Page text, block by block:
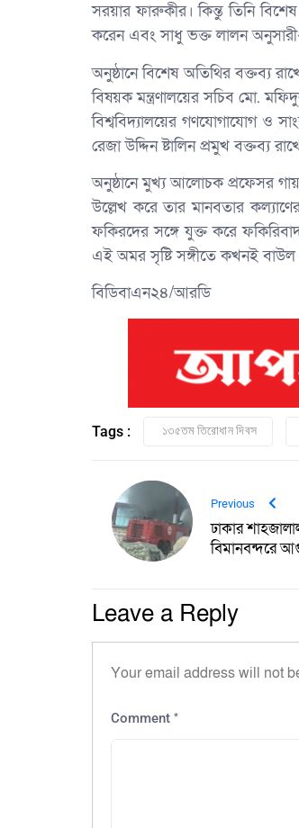
সরয়ার ফারুকীর। কিন্তু তিনি
করেন এবং সাধু ভক্ত লালন অনুসারী-
অনুষ্ঠানে বিশেষ অতিথির বক্তব্য
বিষয়ক মন্ত্রণালয়ের সচিব মো.
বিশ্ববিদ্যালয়ের গণযোগাযোগ ও
রেজা উদ্দিন ষ্টালিন প্রমুখ বক্তব্য
অনুষ্ঠানে মুখ্য আলোচক প্রফেসর
উল্লেখ করে তার মানবতার
ফকিরদের সঙ্গে যুক্ত করে
এই অমর সৃষ্টি সঙ্গীতে কখনই বাউল
বিডিবাএন২৪/আরডি
Tags : ১৩৫তম তিরোধান দিবস
Previous
ঢাকার
বিমানবন্দরে
Leave a Reply
Your email address will not
Comment *